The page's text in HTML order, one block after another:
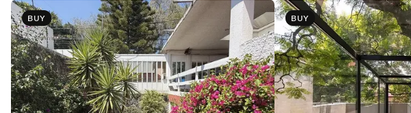
BUY BUY